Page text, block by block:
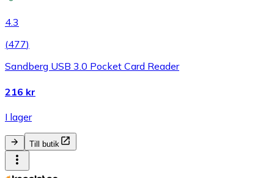
4.3
(477)
Sandberg USB 3.0 Pocket Card Reader
216 kr
I lager
Till butik